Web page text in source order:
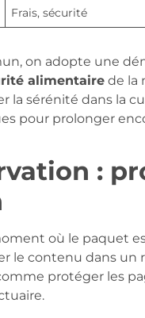
Frais, sécurité
on adopte une
alimentairede la
sérénité dans la
pour prolonger
:
où le paquet
le contenu dans un
protéger les